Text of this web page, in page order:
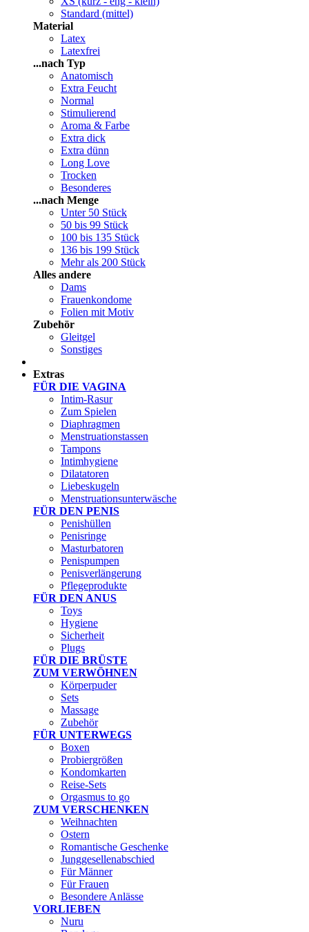
Standard (mittel)
Material
Latex
Latexfrei
...nach Typ
Anatomisch
Extra Feucht
Normal
Stimulierend
Aroma & Farbe
Extra dick
Extra dünn
Long Love
Trocken
Besonderes
...nach Menge
Unter 50 Stück
50 bis 99 Stück
100 bis 135 Stück
136 bis 199 Stück
Mehr als 200 Stück
Alles andere
Dams
Frauenkondome
Folien mit Motiv
Zubehör
Gleitgel
Sonstiges
Extras
FÜR DIE VAGINA
Intim-Rasur
Zum Spielen
Diaphragmen
Menstruationstassen
Tampons
Intimhygiene
Dilatatoren
Liebeskugeln
Menstruationsunterwäsche
FÜR DEN PENIS
Penishüllen
Penisringe
Masturbatoren
Penispumpen
Penisverlängerung
Pflegeprodukte
FÜR DEN ANUS
Toys
Hygiene
Sicherheit
Plugs
FÜR DIE BRÜSTE
ZUM VERWÖHNEN
Körperpuder
Sets
Massage
Zubehör
FÜR UNTERWEGS
Boxen
Probiergrößen
Kondomkarten
Reise-Sets
Orgasmus to go
ZUM VERSCHENKEN
Weihnachten
Ostern
Romantische Geschenke
Junggesellenabschied
Für Männer
Für Frauen
Besondere Anlässe
VORLIEBEN
Nuru